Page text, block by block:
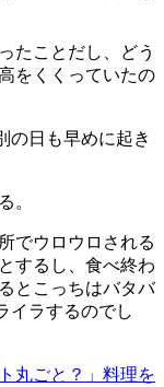
たことだし、どう
をくくっていたの
の日も早めに起き
。
でウロウロされる
するし、食べ終わ
とこっちはバタバ
イラするのでし
丸ごと？」料理を